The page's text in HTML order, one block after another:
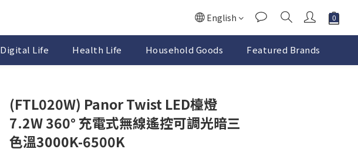
English
Digital Life Health Life Household Goods Featured Brands
(FTL020W) Panor Twist LED檯燈
7.2W 360° 充電式無線遙控可調光暗三
色溫3000K-6500K